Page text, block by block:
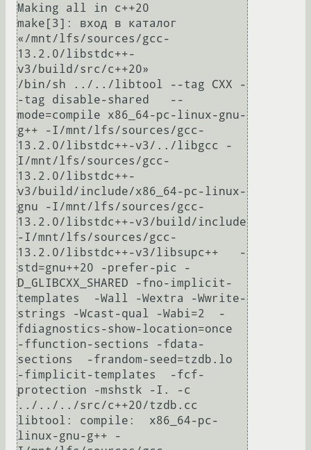
Making all in c++20
make[3]: вход в каталог
«/mnt/lfs/sources/gcc-
13.2.0/libstdc++-
v3/build/src/c++20»
/bin/sh ../../libtool --tag CXX -
-tag disable-shared   --
mode=compile x86_64-pc-linux-gnu-
g++ -I/mnt/lfs/sources/gcc-
13.2.0/libstdc++-v3/../libgcc -
I/mnt/lfs/sources/gcc-
13.2.0/libstdc++-
v3/build/include/x86_64-pc-linux-
gnu -I/mnt/lfs/sources/gcc-
13.2.0/libstdc++-v3/build/include
-I/mnt/lfs/sources/gcc-
13.2.0/libstdc++-v3/libsupc++   -
std=gnu++20 -prefer-pic -
D_GLIBCXX_SHARED -fno-implicit-
templates  -Wall -Wextra -Wwrite-
strings -Wcast-qual -Wabi=2  -
fdiagnostics-show-location=once
-ffunction-sections -fdata-
sections  -frandom-seed=tzdb.lo
-fimplicit-templates  -fcf-
protection -mshstk -I. -c
../../../src/c++20/tzdb.cc
libtool: compile:  x86_64-pc-
linux-gnu-g++ -